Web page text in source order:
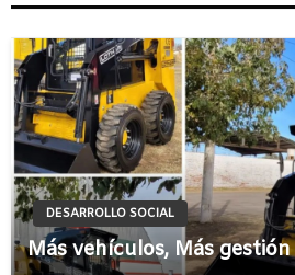
DESARROLLO SOCIAL
Más vehículos, Más gestión